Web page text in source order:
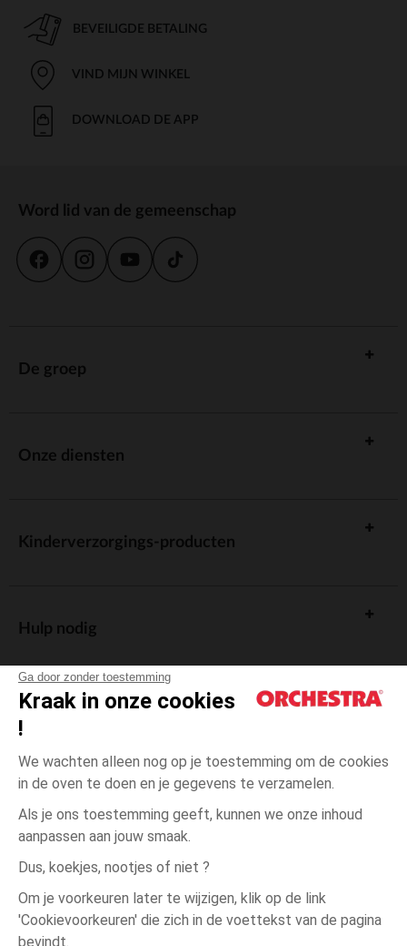
Ga door zonder toestemming
Kraak in onze cookies
!
We wachten alleen nog op je toestemming om de cookies
in de oven te doen en je gegevens te verzamelen.
Als je ons toestemming geeft, kunnen we onze inhoud
aanpassen aan jouw smaak.
Dus, koekjes, nootjes of niet ?
Om je voorkeuren later te wijzigen, klik op de link
'Cookievoorkeuren' die zich in de voettekst van de pagina
bevindt.
Wit Wit 2
BEVEILIGDE BETALING
VIND MIJN WINKEL
DOWNLOAD DE APP
Word lid van de gemeenschap
De groep
Onze diensten
Kinderverzorgings-producten
Hulp nodig
Algemene verkoopsvoorwaarden
Wettelijke bepalingen
Persoonsgegevens